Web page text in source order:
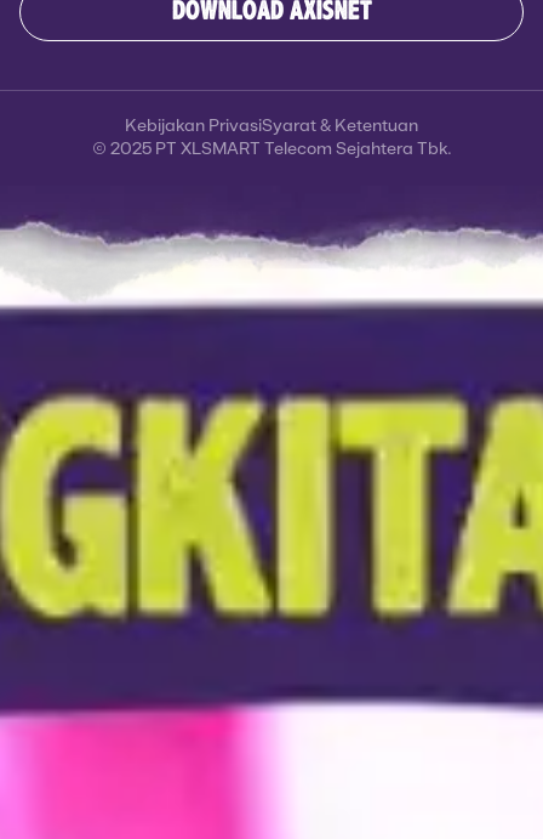
DOWNLOAD AXISNET
© 2025 PT XLSMART Telecom Sejahtera Tbk.
Kebijakan PrivasiSyarat & Ketentuan